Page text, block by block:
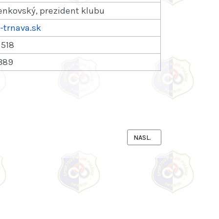
prezident klubu
trnava.sk
NASLEDUJÚCI ČLÁNOK:
NASL.